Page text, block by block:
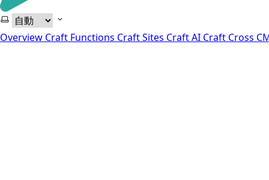
テーマの選択
Overview Craft Functions Craft Sites Craft AI Craft Cross